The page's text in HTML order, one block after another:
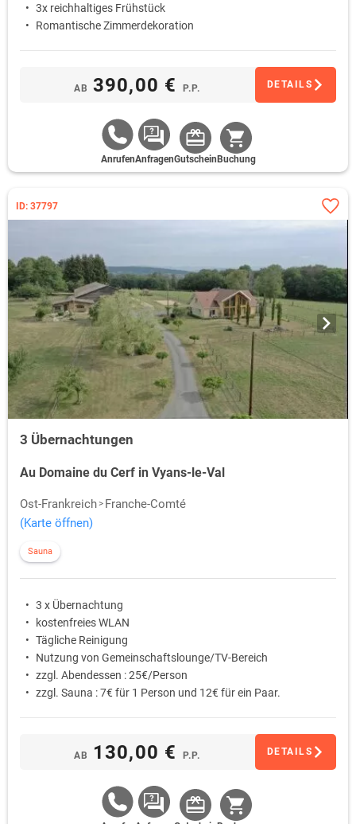
3x reichhaltiges Frühstück
Romantische Zimmerdekoration
AB 390,00 € P.P. DETAILS
AnrufenAnfragenGutschein Buchung
ID: 37797
3 Übernachtungen
Au Domaine du Cerf in Vyans-le-Val
Ost-Frankreich
Franche-Comté
(Karte öffnen)
Sauna
3 x Übernachtung
kostenfreies WLAN
Tägliche Reinigung
Nutzung von Gemeinschaftslounge/TV-Bereich
zzgl. Abendessen : 25€/Person
zzgl. Sauna : 7€ für 1 Person und 12€ für ein Paar.
AB 130,00 € P.P. DETAILS